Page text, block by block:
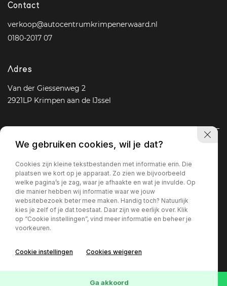
Contact
verkoop@autocentrumkrimpenerwaard.nl
0180-2017 07
Adres
Van der Giessenweg 2
2921LP Krimpen aan de IJssel
AanbodDiensten Over onsVacatureContact
Openingstijden
Ma - Vr
09 : 00 - 18 : 00
Privacy policy
We gebruiken cookies, wil je dat?
Cookies zijn kleine tekstbestanden met informatie erin. Die
plaatsen we kort op je apparaat. Zo zien we bijvoorbeeld
welke pagina’s je zag, waar je afhaakte en wat je invulde. Op
die manier hebben wij informatie waar we jouw
websitebezoek beter mee maken. Handig toch? Natuurlijk
kies je zelf of je dat toestaat. Daar zijn we eerlijk over. Klik
op “Cookie instellingen”, vind meer informatie en beheer je
voorkeuren.
Cookie instellingen Cookies weigeren
Ga akkoord